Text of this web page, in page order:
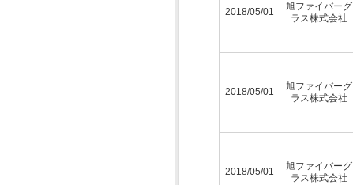
2018/05/01
旭ファイバーグ
ラス株式会社
2018/05/01
旭ファイバーグ
ラス株式会社
2018/05/01
旭ファイバーグ
ラス株式会社